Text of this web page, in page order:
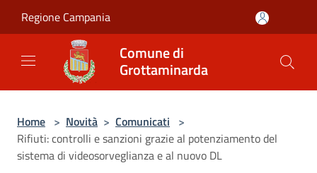
Regione Campania
Comune di
Grottaminarda
Home > Novità > Comunicati >
Rifiuti: controlli e sanzioni grazie al potenziamento del
sistema di videosorveglianza e al nuovo DL